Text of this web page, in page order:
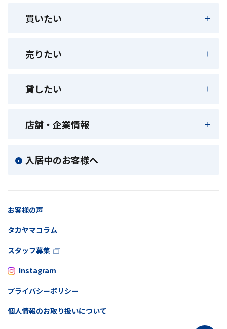
買いたい
売りたい
貸したい
店舗・企業情報
入居中のお客様へ
お客様の声
タカヤマコラム
スタッフ募集
Instagram
プライバシーポリシー
個人情報のお取り扱いについて